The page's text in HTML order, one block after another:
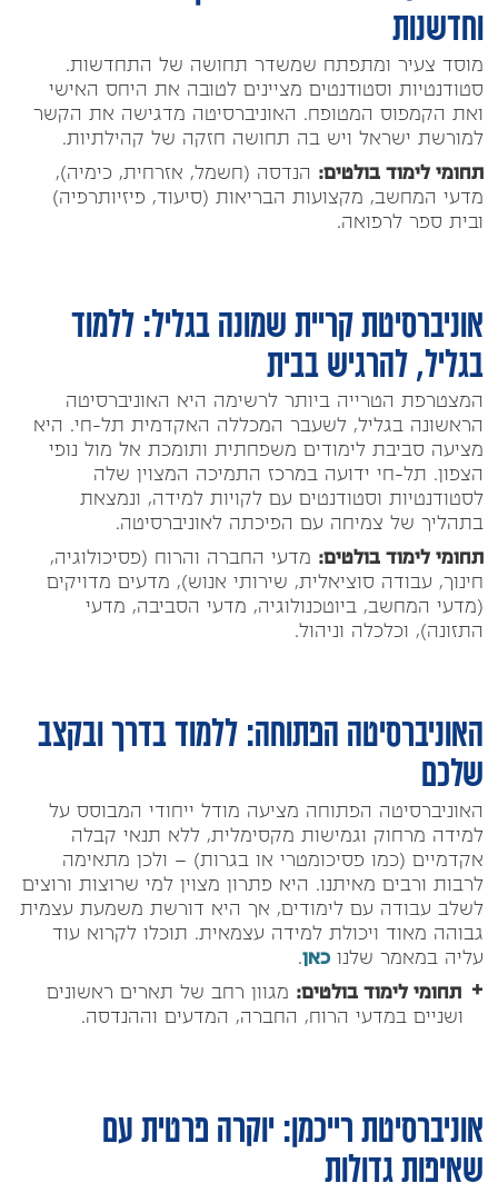
וחדשנות
מוסד צעיר ומתפתח שמשדר תחושה של התחדשות.
סטודנטיות וסטודנטים מציינים לטובה את היחס האישי
ואת הקמפוס המטופח. האוניברסיטה מדגישה את הקשר
למורשת ישראל ויש בה תחושה חזקה של קהילתיות.
תחומי לימוד בולטים: הנדסה (חשמל, אזרחית, כימיה),
מדעי המחשב, מקצועות הבריאות (סיעוד, פיזיותרפיה)
ובית ספר לרפואה.
אוניברסיטת קריית שמונה בגליל: ללמוד
בגליל, להרגיש בבית
המצטרפת הטרייה ביותר לרשימה היא האוניברסיטה
הראשונה בגליל, לשעבר המכללה האקדמית תל-חי. היא
מציעה סביבת לימודים משפחתית ותומכת אל מול נופי
הצפון. תל-חי ידועה במרכז התמיכה המצוין שלה
לסטודנטיות וסטודנטים עם לקויות למידה, ונמצאת
בתהליך של צמיחה עם הפיכתה לאוניברסיטה.
תחומי לימוד בולטים: מדעי החברה והרוח (פסיכולוגיה,
חינוך, עבודה סוציאלית, שירותי אנוש), מדעים מדויקים
(מדעי המחשב, ביוטכנולוגיה, מדעי הסביבה, מדעי
התזונה), וכלכלה וניהול.
האוניברסיטה הפתוחה: ללמוד בדרך ובקצב
שלכם
האוניברסיטה הפתוחה מציעה מודל ייחודי המבוסס על
למידה מרחוק וגמישות מקסימלית, ללא תנאי קבלה
אקדמיים (כמו פסיכומטרי או בגרות) – ולכן מתאימה
לרבות ורבים מאיתנו. היא פתרון מצוין למי שרוצות ורוצים
לשלב עבודה עם לימודים, אך היא דורשת משמעת עצמית
גבוהה מאוד ויכולת למידה עצמאית. תוכלו לקרוא עוד
עליה במאמר שלנוכאן.
תחומי לימוד בולטים: מגוון רחב של תארים ראשונים
ושניים במדעי הרוח, החברה, המדעים וההנדסה.
אוניברסיטת רייכמן: יוקרה פרטית עם
שאיפות גדולות